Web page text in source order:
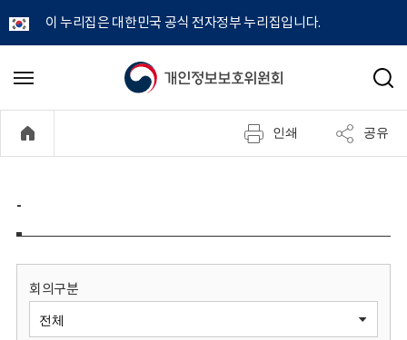
이 누리집은 대한민국 공식 전자정부 누리집입니다.
개
정
보
메
기
검
인쇄 공유
-
회의구분